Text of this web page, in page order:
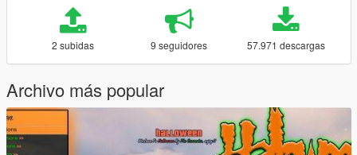
2 subidas 9 seguidores 57.971 descargas
Archivo más popular